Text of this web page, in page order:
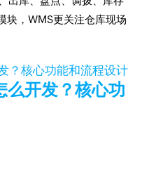
块，WMS更关注仓库现场
么开发？核心功